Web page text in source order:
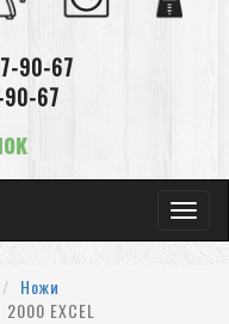
90-67
67
Toggle
Ножи
EXCEL